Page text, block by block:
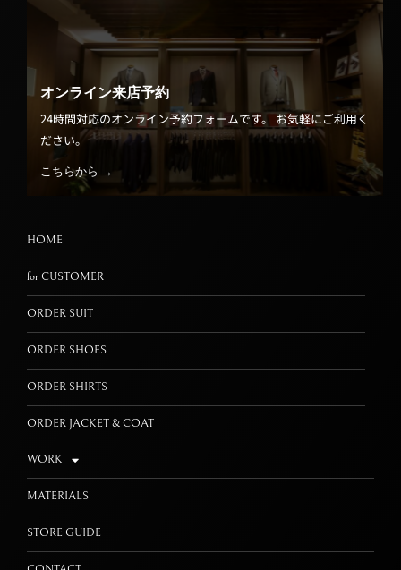
オンライン来店予約
24時間対応のオンライン予約フォームです。 お気軽にご利用く
ださい。
こちらから →
HOME
for CUSTOMER
ORDER SUIT
ORDER SHOES
ORDER SHIRTS
ORDER JACKET & COAT
WORK
MATERIALS
STORE GUIDE